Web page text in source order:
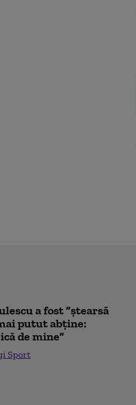
a fost ”ștearsă
putut abține:
de mine”
Sport